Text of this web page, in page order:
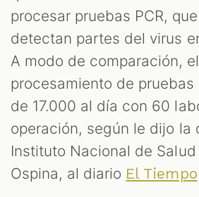
procesar pruebas PCR,
detectan partes del virus
A modo de comparación,
procesamiento de
de 17.000 al día con 60
operación, según le dijo la
Instituto Nacional de
Ospina, al diario El Tiempo